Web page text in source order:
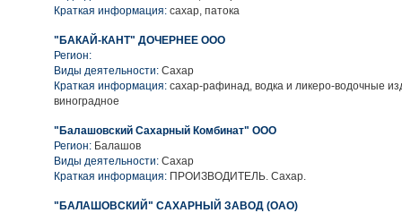
Краткая информация: сахар, патока
"БАКАЙ-КАНТ" ДОЧЕРНЕЕ ООО
Регион:
Виды деятельности: Сахар
Краткая информация: сахар-рафинад, водка и ликеро-водочные
виноградное
"Балашовский Сахарный Комбинат" ООО
Регион: Балашов
Виды деятельности: Сахар
Краткая информация: ПРОИЗВОДИТЕЛЬ. Сахар.
"БАЛАШОВСКИЙ" САХАРНЫЙ ЗАВОД (ОАО)